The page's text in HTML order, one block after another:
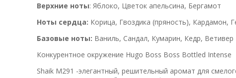
Верхние ноты: Яблоко, Цветок апельсина, Бергамот
Ноты сердца: Корица, Гвоздика (пряность), Кардамон,
Базовые ноты: Ваниль, Сандал, Кумарин, Кедр, Ветивер
Конкурентное окружение Hugo Boss Boss Bottled Intense
Shaik M291 -элегантный, решительный аромат для